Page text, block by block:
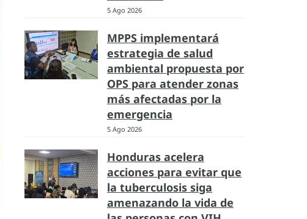
5 Ago 2026
MPPS implementará
estrategia de salud
ambiental propuesta por
OPS para atender zonas
más afectadas por la
emergencia
5 Ago 2026
Honduras acelera
acciones para evitar que
la tuberculosis siga
amenazando la vida de